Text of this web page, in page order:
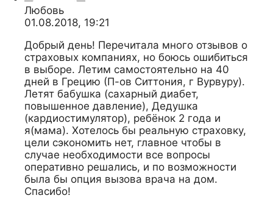
Любовь
01.08.2018, 19:21
Добрый день! Перечитала много отзывов о
страховых компаниях, но боюсь ошибиться
в выборе. Летим самостоятельно на 40
дней в Грецию (П-ов Ситтония, г Вурвуру).
Летят бабушка (сахарный диабет,
повышенное давление), Дедушка
(кардиостимулятор), ребёнок 2 года и
я(мама). Хотелось бы реальную страховку,
цели сэкономить нет, главное чтобы в
случае необходимости все вопросы
оперативно решались, и по возможности
была бы опция вызова врача на дом.
Спасибо!